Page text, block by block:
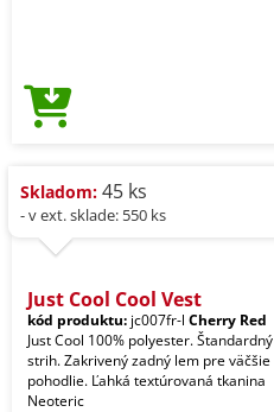
Skladom: 45 ks
- v ext. sklade: 550 ks
Just Cool Cool Vest
kód produktu: jc007fr-l Cherry Red
Just Cool 100% polyester. Štandardný
strih. Zakrivený zadný lem pre väčšie
pohodlie. Ľahká textúrovaná tkanina
Neoteric